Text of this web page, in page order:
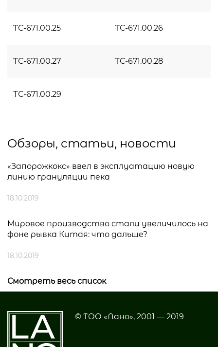
ТС-671.00.25 ТС-671.00.26
ТС-671.00.27 ТС-671.00.28
ТС-671.00.29
Обзоры, статьи, новости
«Запорожкокс» ввел в эксплуатацию новую
линию грануляции пека
18.10.2019
Мировое производство стали увеличилось на
фоне рывка Китая: что дальше?
18.10.2019
Смотреть весь список
© ТОО «Лано», 2001 — 2019